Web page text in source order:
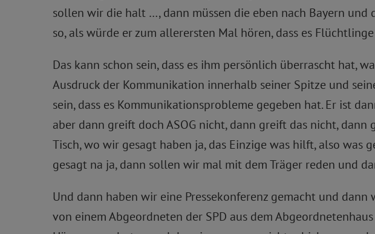
sollen wir die halt …, dann müssen die eben nach Bayern
so, als würde er zum allerersten Mal hören, dass es
Das kann schon sein, dass es ihm persönlich überrascht hat,
Ausdruck der Kommunikation innerhalb seiner Spitze und
sein, dass es Kommunikationsprobleme gegeben hat. Er ist
aber dann greift doch ASOG nicht, dann greift das nicht,
Tisch, wo wir gesagt haben ja, das Einzige was hilft, also
gesagt na ja, dann sollen wir mal mit dem Träger reden und
Und dann haben wir eine Pressekonferenz gemacht und
von einem Abgeordneten der SPD aus dem